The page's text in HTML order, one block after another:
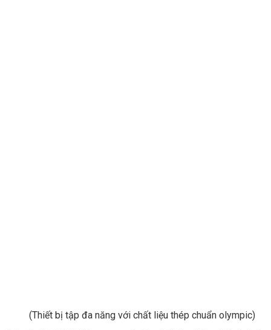
(Thiết bị tập đa năng với chất liệu thép chuẩn olympic)